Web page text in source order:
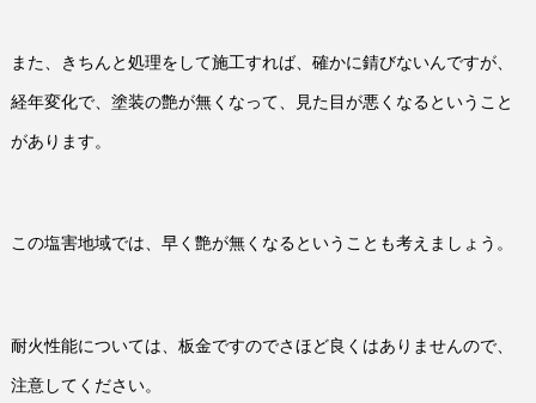
また、きちんと処理をして施工すれば、確かに錆びないんですが、
経年変化で、塗装の艶が無くなって、見た目が悪くなるということ
があります。
この塩害地域では、早く艶が無くなるということも考えましょう。
耐火性能については、板金ですのでさほど良くはありませんので、
注意してください。